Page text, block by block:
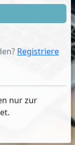
Registriere
nur zur